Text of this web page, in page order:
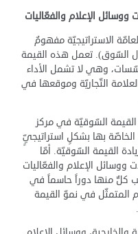
الإعلام والفعّاليات
الاستراتيجيّة مفهومٌ
السّوق). تعمل هذه القيمة
وهي لا تشمل الأداء
التّجاريّة وموقعها في
السّوقيّة في مركز
الخاصّة بها بشكلٍ استراتيجيٍّ
القيمة السّوقيّة. أمّا
ووسائل الإعلام والفعّاليات
كلٌّ منها دوراً حاسماً في
المتمثّل في نموّ القيمة